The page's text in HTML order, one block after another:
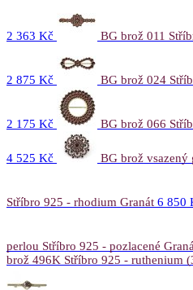
2 363 Kč BG brož 011
2 875 Kč BG brož 024
2 175 Kč BG brož 066
4 525 Kč BG brož vsazený
Stříbro 925 - rhodium Granát 6 850
perlou Stříbro 925 - pozlacené
brož 496K Stříbro 925 - ruthenium